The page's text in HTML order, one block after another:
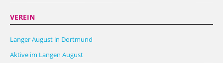
VEREIN
Langer August in Dortmund
Aktive im Langen August